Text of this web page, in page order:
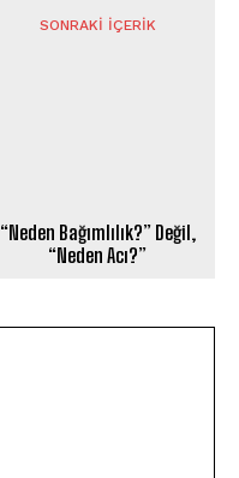
SONRAKI İÇERIK
“Neden Bağımlılık?” Değil,
“Neden Acı?”